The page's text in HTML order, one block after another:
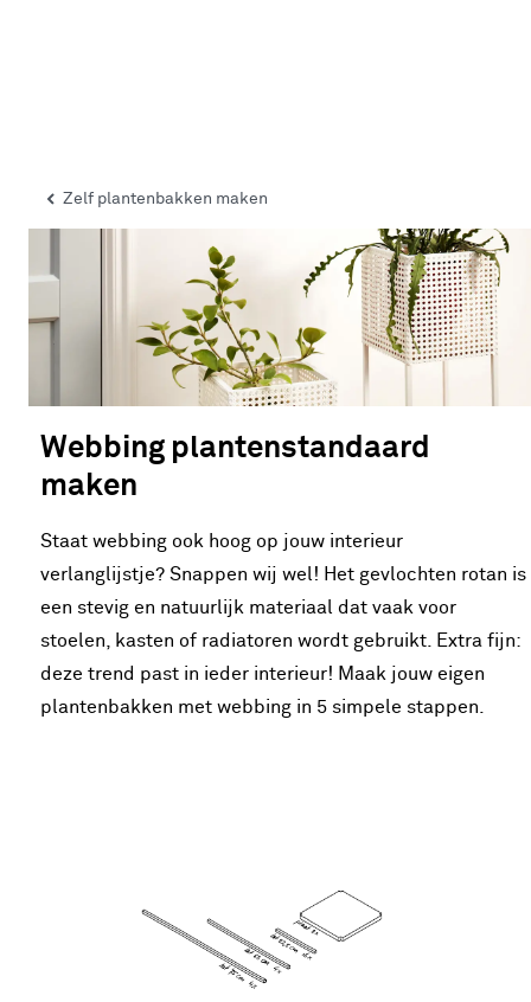
Zelf plantenbakken maken
Webbing plantenstandaard
maken
Staat webbing ook hoog op jouw interieur
verlanglijstje? Snappen wij wel! Het gevlochten rotan is
een stevig en natuurlijk materiaal dat vaak voor
stoelen, kasten of radiatoren wordt gebruikt. Extra fijn:
deze trend past in ieder interieur! Maak jouw eigen
plantenbakken met webbing in 5 simpele stappen.